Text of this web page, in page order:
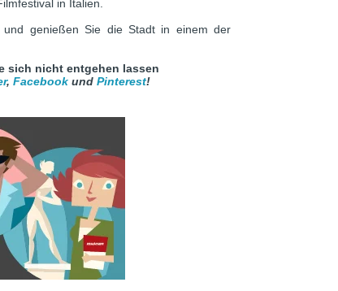
in Italien.
und genießen Sie die Stadt in einem der
sich nicht entgehen lassen
, Facebook und Pinterest!